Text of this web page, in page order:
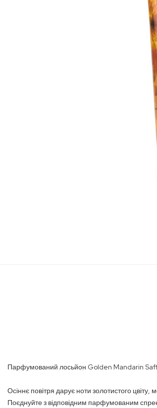
Парфумований лосьйон Golden Mandarin
Осіннє повітря дарує ноти золотистого цвіту,
Поєднуйте з відповідним парфумованим